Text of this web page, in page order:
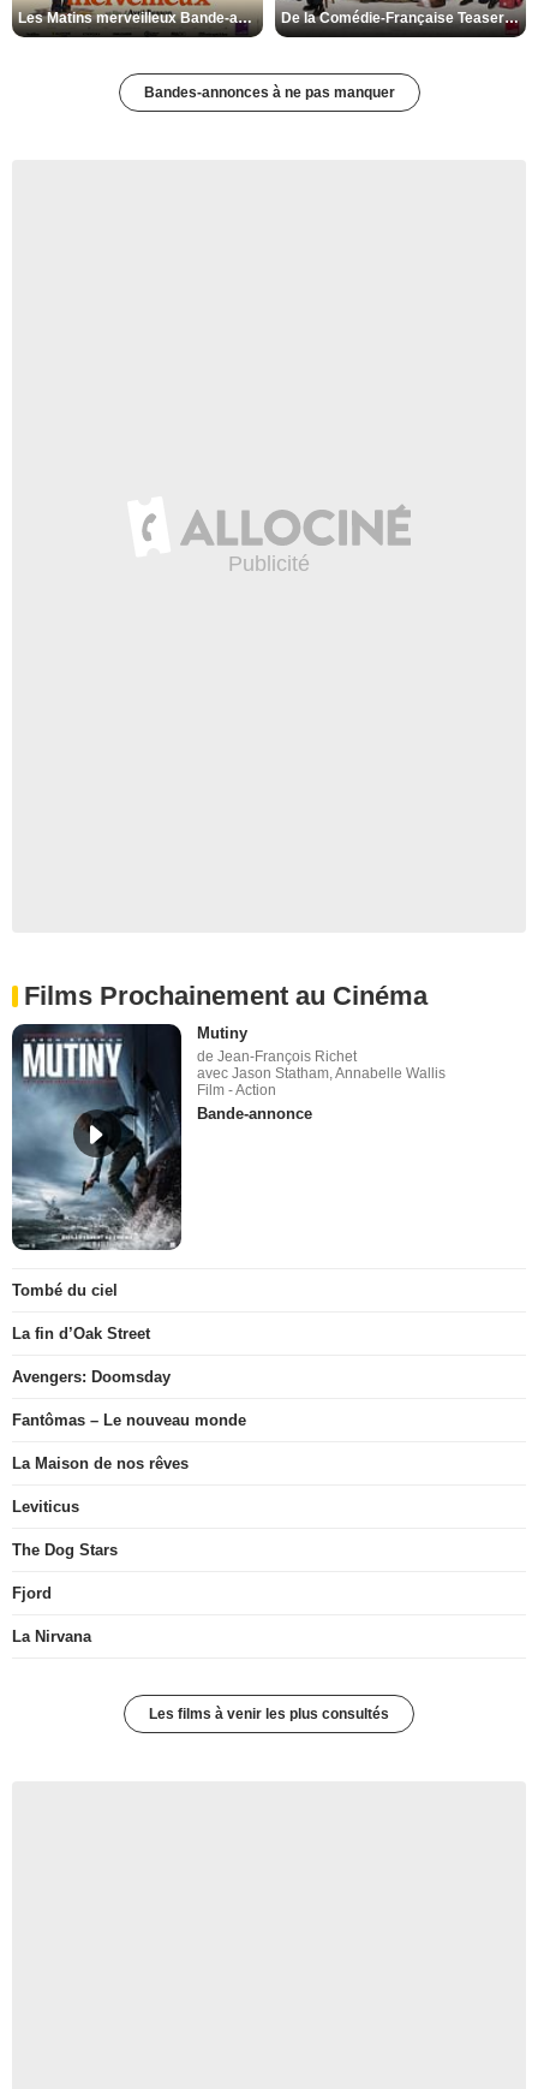
Les Matins merveilleux Bande-annonce VF De la Comédie-Française Teaser VF
Bandes-annonces à ne pas manquer
Films Prochainement au Cinéma
Mutiny
de Jean-François Richet
avec Jason Statham, Annabelle Wallis
Film - Action
Bande-annonce
Tombé du ciel
La fin d’Oak Street
Avengers: Doomsday
Fantômas – Le nouveau monde
La Maison de nos rêves
Leviticus
The Dog Stars
Fjord
La Nirvana
Les films à venir les plus consultés